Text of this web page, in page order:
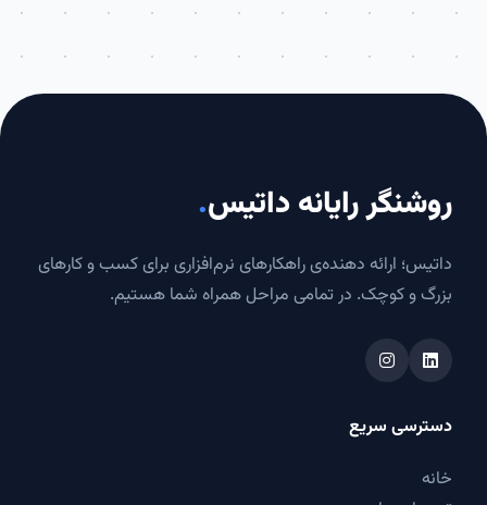
روشنگر رایانه داتیس.
داتیس؛ ارائه دهنده‌ی راهکارهای نرم‌افزاری برای کسب و کارهای
بزرگ و کوچک. در تمامی مراحل همراه شما هستیم.
دسترسی سریع
خانه